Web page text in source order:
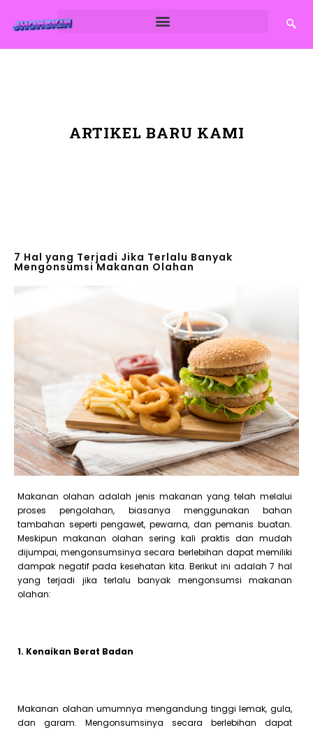
ARTIKEL BARU KAMI
7 Hal yang Terjadi Jika Terlalu Banyak
Mengonsumsi Makanan Olahan
Makanan olahan adalah jenis makanan yang telah melalui
proses pengolahan, biasanya menggunakan bahan
tambahan seperti pengawet, pewarna, dan pemanis buatan.
Meskipun makanan olahan sering kali praktis dan mudah
dijumpai, mengonsumsinya secara berlebihan dapat memiliki
dampak negatif pada kesehatan kita. Berikut ini adalah 7 hal
yang terjadi jika terlalu banyak mengonsumsi makanan
olahan:
1. Kenaikan Berat Badan
Makanan olahan umumnya mengandung tinggi lemak, gula,
dan garam. Mengonsumsinya secara berlebihan dapat